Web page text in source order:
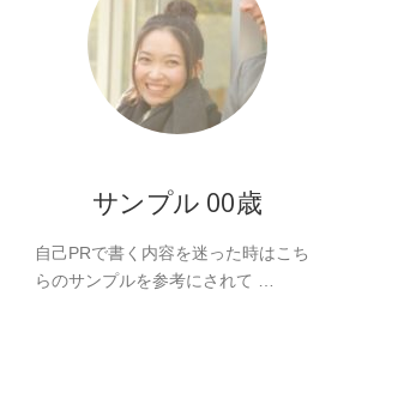
サンプル 00歳
自己PRで書く内容を迷った時はこち
らのサンプルを参考にされて …